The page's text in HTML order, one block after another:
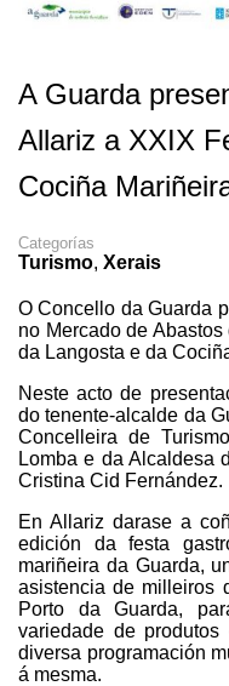
A Guarda
Allariz a XXIX
Cociña
Categorías
Turismo, Xerais
O Concello da Guarda
no Mercado de
da Langosta e da
Neste acto de
do tenente-alcalde da
Concelleira de
Lomba e da Alcaldesa
Cristina Cid Fernández.
En Allariz darase a
edición da festa
mariñeira da Guarda,
asistencia de milleiros
Porto da Guarda,
variedade de
diversa programación
á mesma.